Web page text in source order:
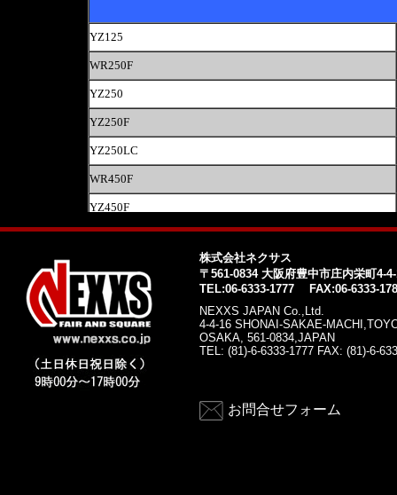
株式会社ネクサス
〒561-0834 大阪府豊中市庄内栄町4-
TEL:06-6333-1777 FAX:06-6333-
NEXXS JAPAN Co.,Ltd.
4-4-16 SHONAI-SAKAE-
OSAKA, 561-0834,JAPAN
TEL: (81)-6-6333-1777 FAX: (81)-6-
お問合せフォーム